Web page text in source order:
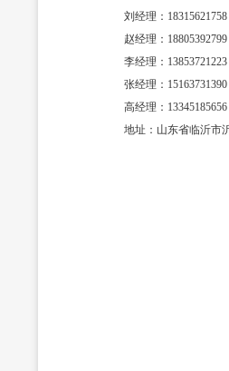
刘经理：18315621758
赵经理：18805392799
李经理：13853721223
张经理：15163731390
高经理：13345185656
地址：山东省临沂市